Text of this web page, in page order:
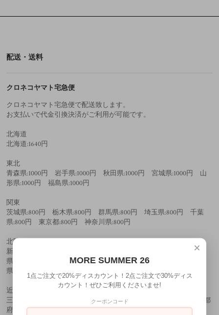
配送・送料
クロネコヤマト宅急便
クロネコヤマト宅急便で配送致します。
お支払いで代金引換決済がご利用が可能です。
北海道
北海道:1640円
東北
青森県:1000円 岩手県:1000円 秋田県:1000円 宮城県:1000円 山
形県:1000円 福島県:1000円
関東
茨城県:800円 栃木県:800円 群馬県:800円 埼玉県:800円 千葉
県:800円 東京都:800円 神奈川県:800円
北陸
新潟県:800円 山梨県:800円 長野県:800円 福井県:700円 石川
県:700円 富山県:700円 静岡県:700円 愛知県:700円 岐阜
県:700円
近畿
三重県:650円 和歌山県:650円 滋賀県:650円 奈良県:650円 京都
府:650円 大阪府:650円 兵庫県:650円
×
MORE SUMMER 26
1点ご注文で20%ディスカウント！2点ご注文で30%ディス
カウント！ぜひご利用くださいませ!
クーポンコード